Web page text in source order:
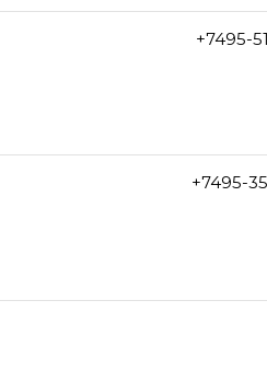
+7495-
+7495-